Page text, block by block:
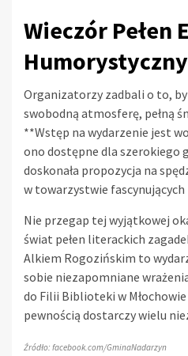
Wieczór Pełen
Organizatorzy zadbali o to,
swobodną atmosferę, pełną
**Wstęp na wydarzenie jest
ono dostępne dla szerokiego
doskonała propozycja na
w towarzystwie
Nie przegap tej wyjątkowej
świat pełen literackich
Alkiem Rogozińskim to
sobie niezapomniane
do Filii Biblioteki w
pewnością dostarczy wielu
Źródło: facebook.com/GminaNadarzyn